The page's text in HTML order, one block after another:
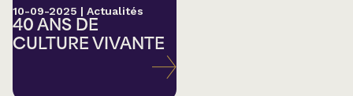
10-09-2025 | Actualités
40 ANS DE
CULTURE VIVANTE